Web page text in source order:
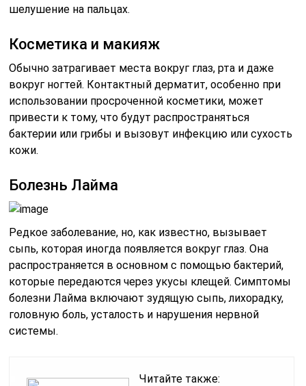
шелушение на пальцах.
Косметика и макияж
Обычно затрагивает места вокруг глаз, рта и даже
вокруг ногтей. Контактный дерматит, особенно при
использовании просроченной косметики, может
привести к тому, что будут распространяться
бактерии или грибы и вызовут инфекцию или сухость
кожи.
Болезнь Лайма
Редкое заболевание, но, как известно, вызывает
сыпь, которая иногда появляется вокруг глаз. Она
распространяется в основном с помощью бактерий,
которые передаются через укусы клещей. Симптомы
болезни Лайма включают зудящую сыпь, лихорадку,
головную боль, усталость и нарушения нервной
системы.
Читайте также: